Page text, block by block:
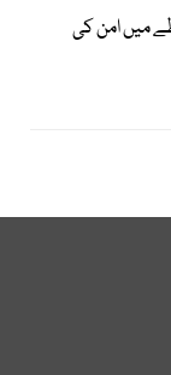
میں امن کی